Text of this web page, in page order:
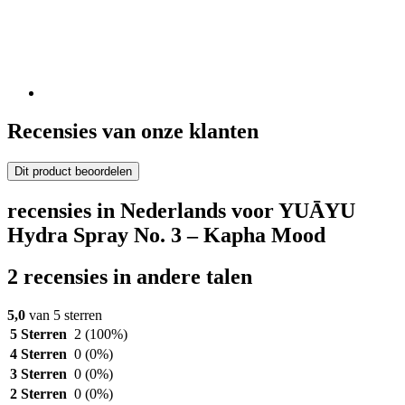
Recensies van onze klanten
Dit product beoordelen
recensies in Nederlands voor YUĀYU
Hydra Spray No. 3 – Kapha Mood
2 recensies in andere talen
5,0 van 5 sterren
5 Sterren 2 (100%)
4 Sterren 0 (0%)
3 Sterren 0 (0%)
2 Sterren 0 (0%)